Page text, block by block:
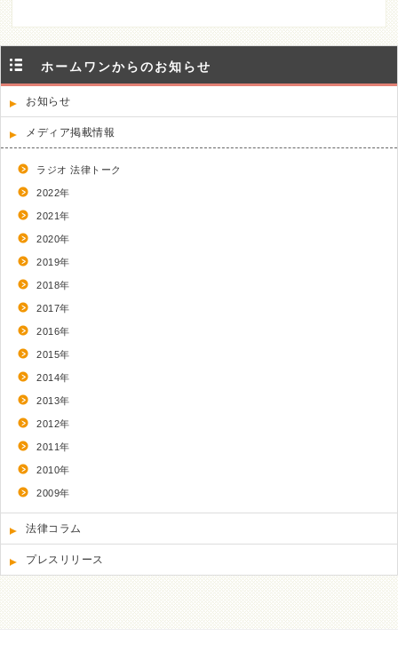
ホームワンからのお知らせ
お知らせ
メディア掲載情報
ラジオ 法律トーク
2022年
2021年
2020年
2019年
2018年
2017年
2016年
2015年
2014年
2013年
2012年
2011年
2010年
2009年
法律コラム
プレスリリース